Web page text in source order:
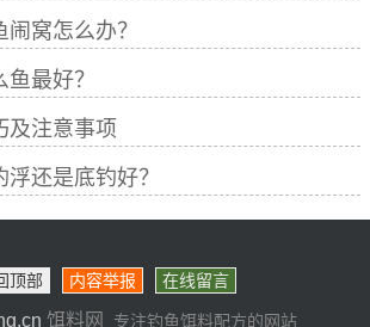
窝怎么办？
最好？
及注意事项
还是底钓好？
顶部 内容举报 在线留言
饵料网 专注钓鱼饵料配方的网站